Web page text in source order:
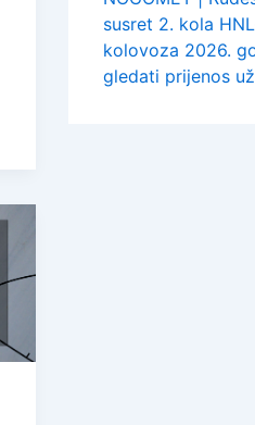
susret 2. kola
kolovoza 2026.
gledati prijenos